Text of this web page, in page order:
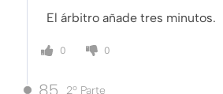
El árbitro añade tres minutos.
0 0
2º Parte